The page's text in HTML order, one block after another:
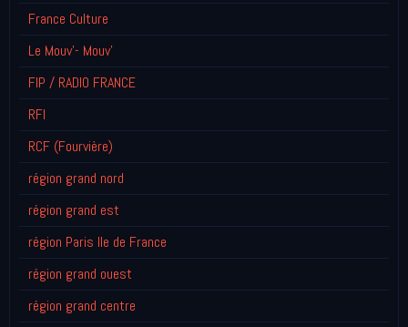
France Culture
Le Mouv'- Mouv'
FIP / RADIO FRANCE
RFI
RCF (Fourvière)
région grand nord
région grand est
région Paris Ile de France
région grand ouest
région grand centre